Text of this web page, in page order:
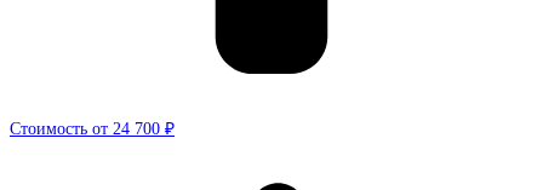
Стоимость от 24 700 ₽